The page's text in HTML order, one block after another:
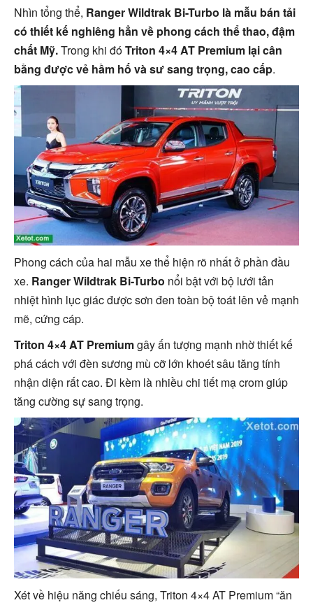
Nhìn tổng thể, Ranger Wildtrak Bi-Turbo là mẫu bán tải
có thiết kế nghiêng hẳn về phong cách thể thao, đậm
chất Mỹ.Trong khi đóTriton 4×4 AT Premium lại cân
bằng được vẻ hầm hố và sư sang trọng, cao cấp.
Phong cách của hai mẫu xe thể hiện rõ nhất ở phần đầu
xe. Ranger Wildtrak Bi-Turbo nổi bật với bộ lưới tản
nhiệt hình lục giác được sơn đen toàn bộ toát lên vẻ mạnh
mẽ, cứng cáp.
Triton 4×4 AT Premiumgây ấn tượng mạnh nhờ thiết kế
phá cách với đèn sương mù cỡ lớn khoét sâu tăng tính
nhận diện rất cao. Đi kèm là nhiều chi tiết mạ crom giúp
tăng cường sự sang trọng.
Xét về hiệu năng chiếu sáng, Triton 4×4 AT Premium “ăn